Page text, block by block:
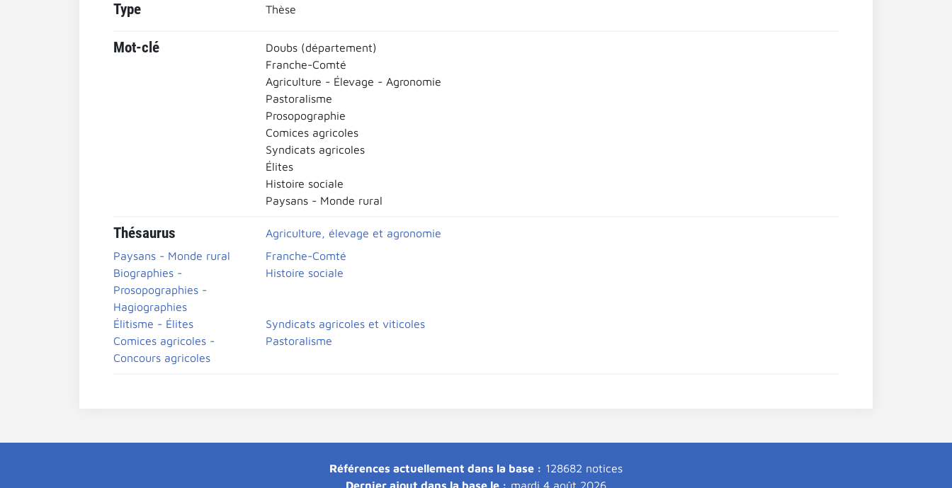
Type Thèse
Mot-clé
Doubs (département)
Franche-Comté
Agriculture - Élevage - Agronomie
Pastoralisme
Prosopographie
Comices agricoles
Syndicats agricoles
Élites
Histoire sociale
Paysans - Monde rural
Thésaurus
Agriculture, élevage et agronomie
Paysans - Monde rural
Franche-Comté
Biographies -
Prosopographies -
Hagiographies
Histoire sociale
Élitisme - Élites
Syndicats agricoles et viticoles
Comices agricoles -
Concours agricoles
Pastoralisme
Références actuellement dans la base : 128682 notices
Dernier ajout dans la base le : mardi 4 août 2026